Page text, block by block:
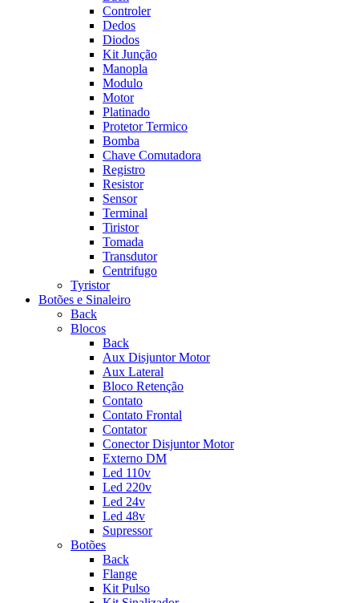
Controler
Dedos
Diodos
Kit Junção
Manopla
Modulo
Motor
Platinado
Protetor Termico
Bomba
Chave Comutadora
Registro
Resistor
Sensor
Terminal
Tiristor
Tomada
Transdutor
Centrifugo
Tyristor
Botões e Sinaleiro
Back
Blocos
Back
Aux Disjuntor Motor
Aux Lateral
Bloco Retenção
Contato
Contato Frontal
Contator
Conector Disjuntor Motor
Externo DM
Led 110v
Led 220v
Led 24v
Led 48v
Supressor
Botões
Back
Flange
Kit Pulso